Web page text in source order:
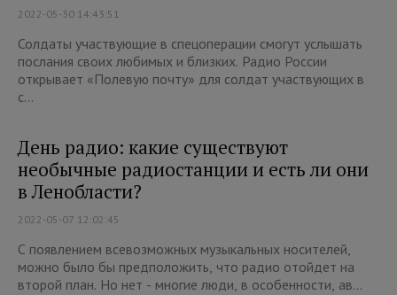
2022-05-30 14:43:51
Солдаты участвующие в спецоперации смогут услышать
послания своих любимых и близких. Радио России
открывает «Полевую почту» для солдат участвующих в
с...
День радио: какие существуют
необычные радиостанции и есть ли они
в Ленобласти?
2022-05-07 12:02:45
С появлением всевозможных музыкальных носителей,
можно было бы предположить, что радио отойдет на
второй план. Но нет - многие люди, в особенности, ав...